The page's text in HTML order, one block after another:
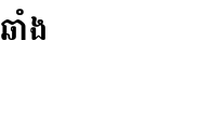
ាំង